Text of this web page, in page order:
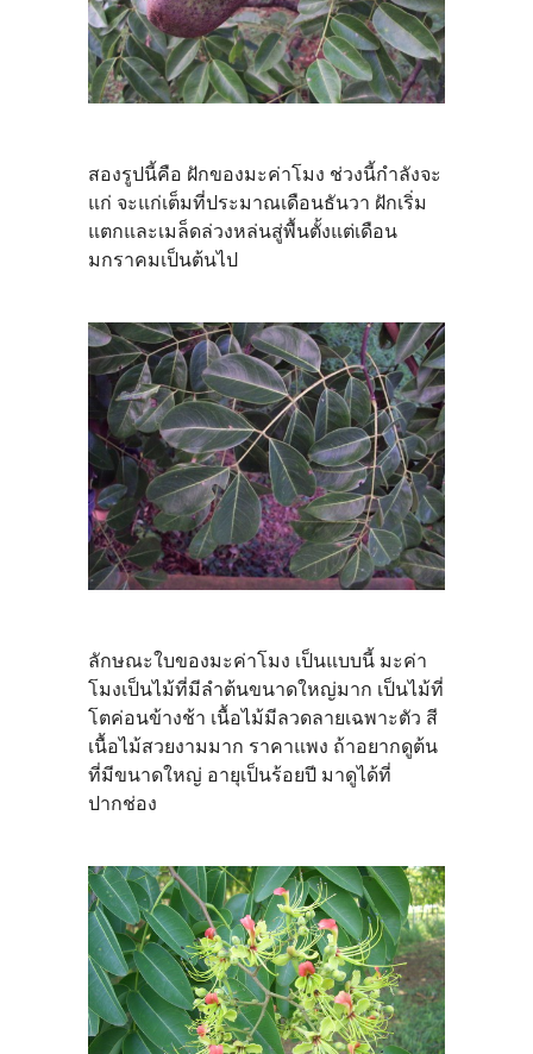
สองรูปนี้คือ ฝักของมะค่าโมง ช่วงนี้กำลังจะ
แก่ จะแก่เต็มที่ประมาณเดือนธันวา ฝักเริ่ม
แตกและเมล็ดล่วงหล่นสู่พื้นตั้งแต่เดือน
มกราคมเป็นต้นไป
ลักษณะใบของมะค่าโมง เป็นแบบนี้ มะค่า
โมงเป็นไม้ที่มีลำต้นขนาดใหญ่มาก เป็นไม้ที่
โตค่อนข้างช้า เนื้อไม้มีลวดลายเฉพาะตัว สี
เนื้อไม้สวยงามมาก ราคาแพง ถ้าอยากดูต้น
ที่มีขนาดใหญ่ อายุเป็นร้อยปี มาดูได้ที่
ปากช่อง